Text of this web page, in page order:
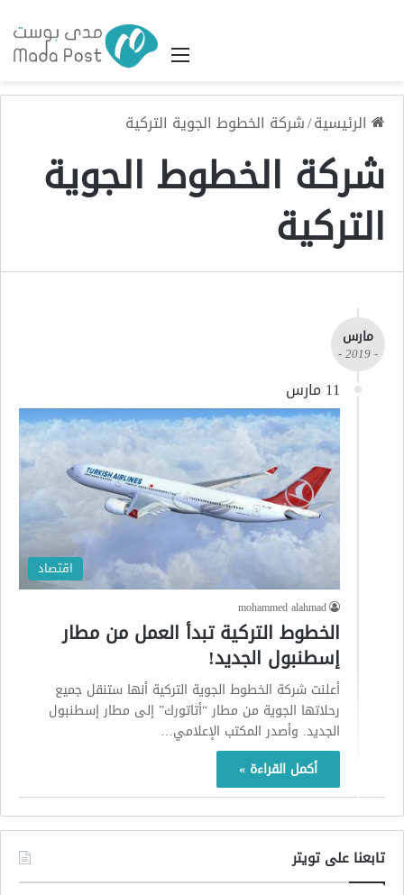
القائمة
الرئيسية/شركة الخطوط الجوية التركية
شركة الخطوط الجوية
التركية
مارس
- 2019 -
11 مارس
اقتصاد
mohammed alahmad
الخطوط التركية تبدأ العمل من مطار
إسطنبول الجديد!
أعلنت شركة الخطوط الجوية التركية أنها ستنقل جميع
رحلاتها الجوية من مطار “أتاتورك” إلى مطار إسطنبول
الجديد. وأصدر المكتب الإعلامي…
أكمل القراءة »
تابعنا على تويتر